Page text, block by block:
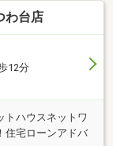
わ台店
12分
トハウスネットワ
住宅ローンアドバ